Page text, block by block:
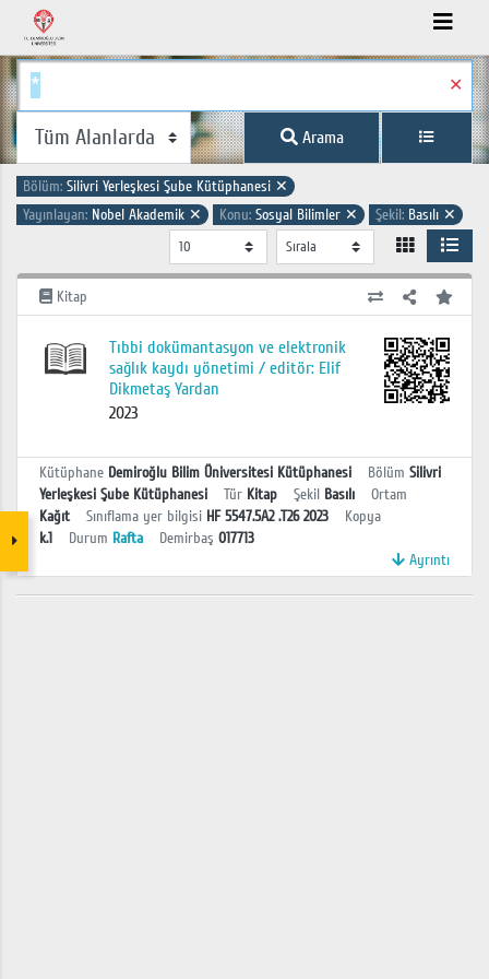
✕
Arama
Bölüm: Silivri Yerleşkesi Şube Kütüphanesi ✕
Yayınlayan: Nobel Akademik ✕ Konu: Sosyal Bilimler ✕ Şekil: Basılı ✕
Kitap
Tıbbi dokümantasyon ve elektronik
sağlık kaydı yönetimi / editör: Elif
Dikmetaş Yardan
2023
Kütüphane Demiroğlu Bilim Üniversitesi Kütüphanesi Bölüm Silivri
Yerleşkesi Şube Kütüphanesi
Tür Kitap Şekil Basılı
Ortam
Kağıt
Sınıflama yer bilgisi HF 5547.5A2 .T26 2023
Kopya
k.1
Durum Rafta Demirbaş 017713
Ayrıntı